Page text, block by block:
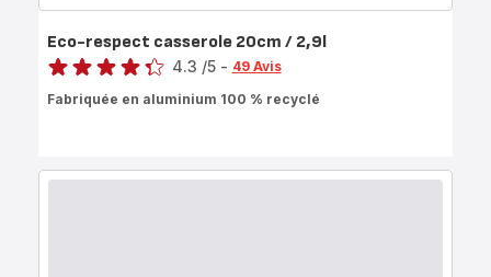
Eco-respect casserole 20cm / 2,9l
Note
4.3 /5 - 49 Avis
Fabriquée en aluminium 100 % recyclé